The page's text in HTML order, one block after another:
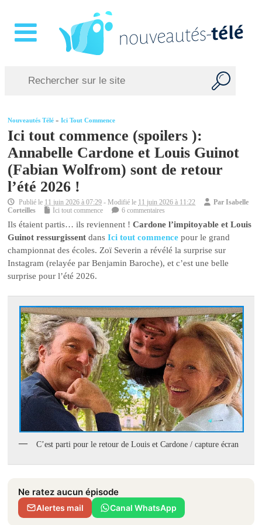
Nouveautés Télé »Ici Tout Commence
Ici tout commence (spoilers ):
Annabelle Cardone et Louis Guinot
(Fabian Wolfrom) sont de retour
l’été 2026 !
Publié le 11 juin 2026 à 07:29 - Modifié le 11 juin 2026 à 11:22 ParIsabelle
Corteilles
Ici tout commence 6 commentaires
Ils étaient partis… ils reviennent !Cardone l’impitoyable et Louis
Guinot ressurgissent dansIci tout commence pour le grand
championnat des écoles. Zoï Severin a révélé la surprise sur
Instagram (relayée par Benjamin Baroche), et c’est une belle
surprise pour l’été 2026.
C’est parti pour le retour de Louis et Cardone / capture écran
Ne ratez aucun épisode
Alertes mail Canal WhatsApp